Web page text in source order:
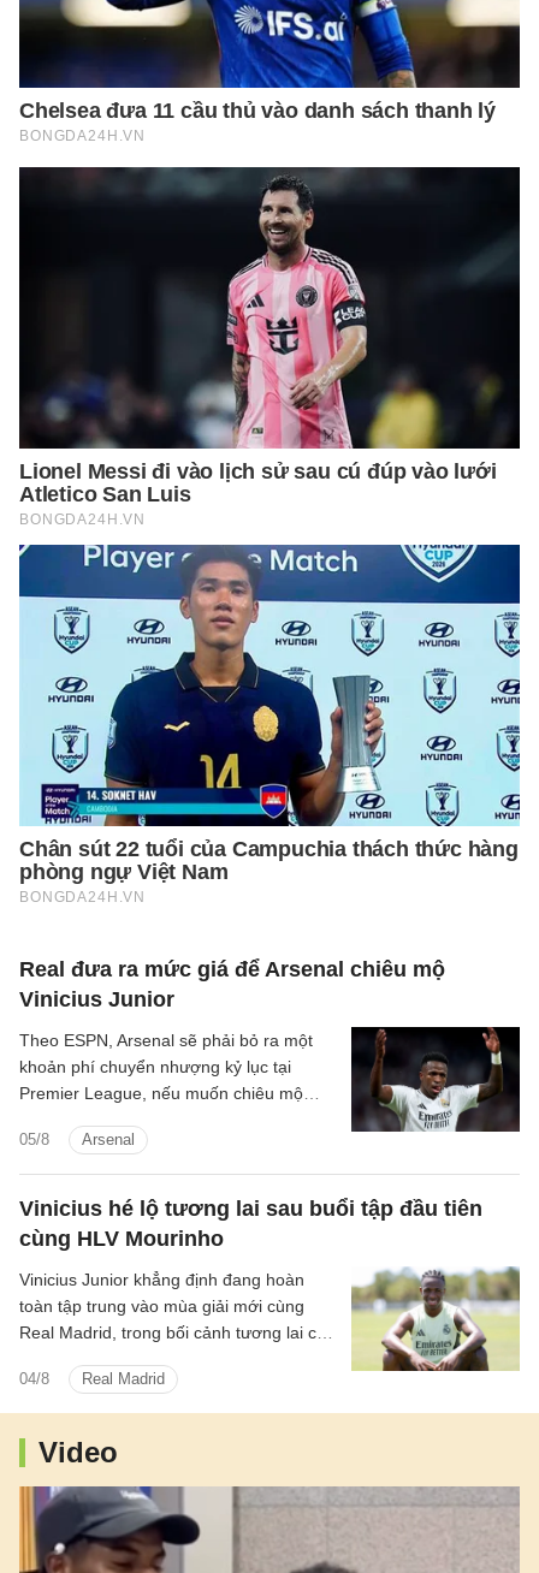
Real đưa ra mức giá để Arsenal chiêu mộ
Vinicius Junior
05/8 Arsenal
Theo ESPN, Arsenal sẽ phải bỏ ra một
khoản phí chuyển nhượng kỷ lục tại
Premier League, nếu muốn chiêu mộ
Vinicius hé lộ tương lai sau buổi tập đầu tiên
cùng HLV Mourinho
04/8 Real Madrid
Vinicius Junior khẳng định đang hoàn
toàn tập trung vào mùa giải mới cùng
Real Madrid, trong bối cảnh tương lai của
Video